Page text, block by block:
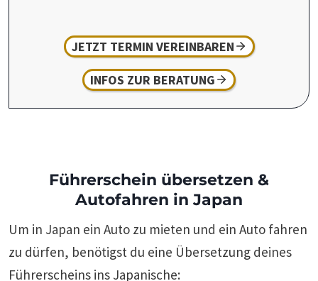
JETZT TERMIN VEREINBAREN
INFOS ZUR BERATUNG
Führerschein übersetzen &
Autofahren in Japan
Um in Japan ein Auto zu mieten und ein Auto fahren
zu dürfen, benötigst du eine Übersetzung deines
Führerscheins ins Japanische: